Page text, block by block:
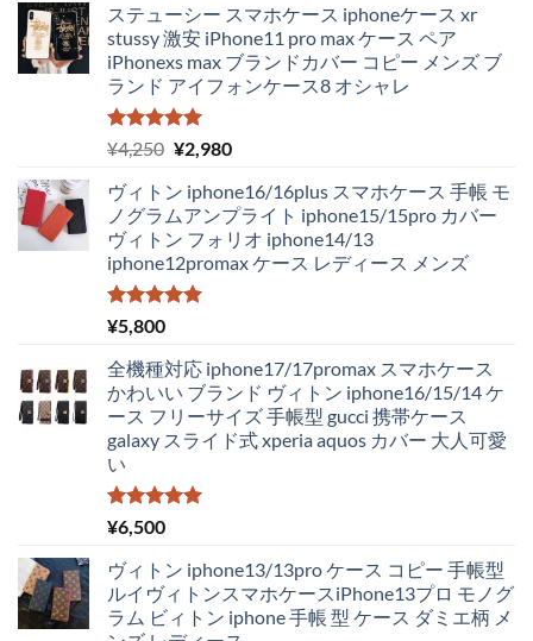
ステューシー スマホケース iphoneケース xr
stussy 激安 iPhone11 pro max ケース ペア
iPhonexs max ブランドカバー コピー メンズ ブ
ランド アイフォンケース8 オシャレ
5段階中
5.00
の評価
¥4,250 元
価
格
は
¥4,250
で
¥2,980現
の
価
格
は
ヴィトン iphone16/16plus スマホケース 手帳 モ
ノグラムアンプライト iphone15/15pro カバー
ヴィトン フォリオ iphone14/13
iphone12promax ケース レディース メンズ
5段階中
5.00
¥5,800
全機種対応 iphone17/17promax スマホケース
かわいい ブランド ヴィトン iphone16/15/14 ケ
ース フリーサイズ 手帳型 gucci 携帯ケース
galaxy スライド式 xperia aquos カバー 大人可愛
い
5段階中
5.00
¥6,500
ヴィトン iphone13/13pro ケース コピー 手帳型
ルイヴィトンスマホケースiPhone13プロ モノグ
ラム ビィトン iphone 手帳 型 ケース ダミエ柄 メ